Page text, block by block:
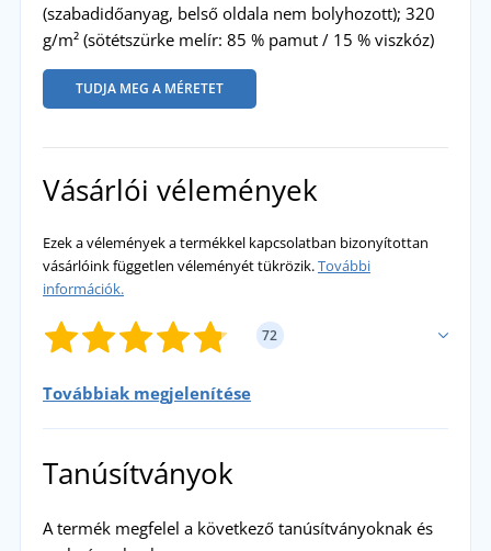
(szabadidőanyag, belső oldala nem bolyhozott); 320
g/m² (sötétszürke melír: 85 % pamut / 15 % viszkóz)
TUDJA MEG A MÉRETET
Vásárlói vélemények
Ezek a vélemények a termékkel kapcsolatban bizonyítottan
vásárlóink független véleményét tükrözik.További
információk.
72
SAJÁT ÉRTÉKELÉS HOZZÁADÁSA
Novaline
přidáno 21.12.2023
Továbbiak megjelenítése
Tanúsítványok
A termék megfelel a következő tanúsítványoknak és